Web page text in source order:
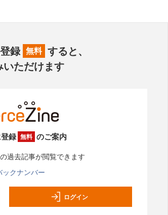
録 無料 すると、
ただけます
録 無料 のご案内
過去記事が閲覧できます
ックナンバー
ログイン